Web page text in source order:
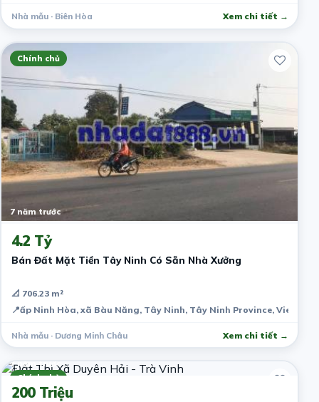
Nhà mẫu · Biên Hòa Xem chi tiết →
Chính chủ
7 năm trước
4.2 Tỷ
Bán Đất Mặt Tiền Tây Ninh Có Sẵn Nhà Xưởng
📐 706.23 m²
📍ấp Ninh Hòa, xã Bàu Năng, Tây Ninh, Tây Ninh Province, Vietnam
Nhà mẫu · Dương Minh Châu Xem chi tiết →
Chính chủ
7 năm trước
200 Triệu